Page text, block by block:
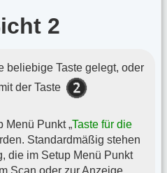
2
beliebige Taste gelegt, oder
der Taste
Menü Punkt „Taste für die
Standardmäßig stehen
die im Setup Menü Punkt
Scan oder zur Anzeige